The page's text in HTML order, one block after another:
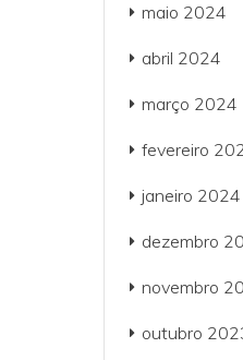
maio 2024
abril 2024
março 2024
fevereiro
janeiro 2024
dezembro
novembro
outubro